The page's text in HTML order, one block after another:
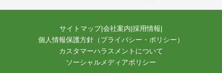
サイトマップ|会社案内|採用情報|
個人情報保護方針（プライバシー・ポリシー）
カスタマーハラスメントについて
ソーシャルメディアポリシー